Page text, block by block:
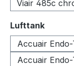
Viair 485c
Lufttank
Accuair
Accuair